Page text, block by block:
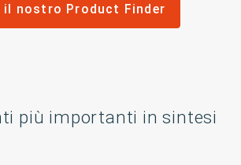
il nostro Product Finder
più importanti in sintesi